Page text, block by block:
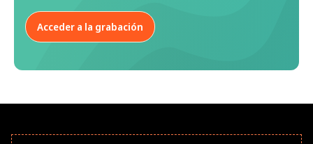
esfuerzos, datos inconsistentes y una experiencia
desarticulada tanto para los gestores de programas
Acceder a la grabación